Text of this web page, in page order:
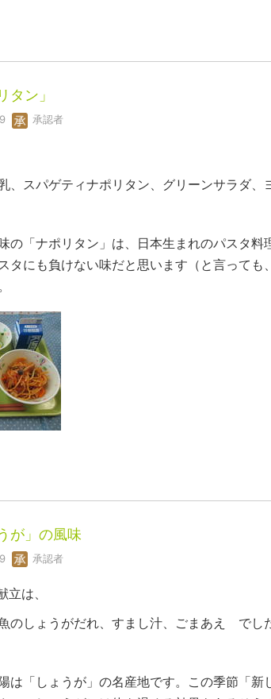
タン」
承認者
、スパゲティナポリタン、グリーンサラダ
の「ナポリタン」は、日本生まれのパスタ
タにも負けない味だと思います（と言って
が」の風味
承認者
は、
のしょうがだれ、すまし汁、ごまあえ でし
は「しょうが」の名産地です。この季節「